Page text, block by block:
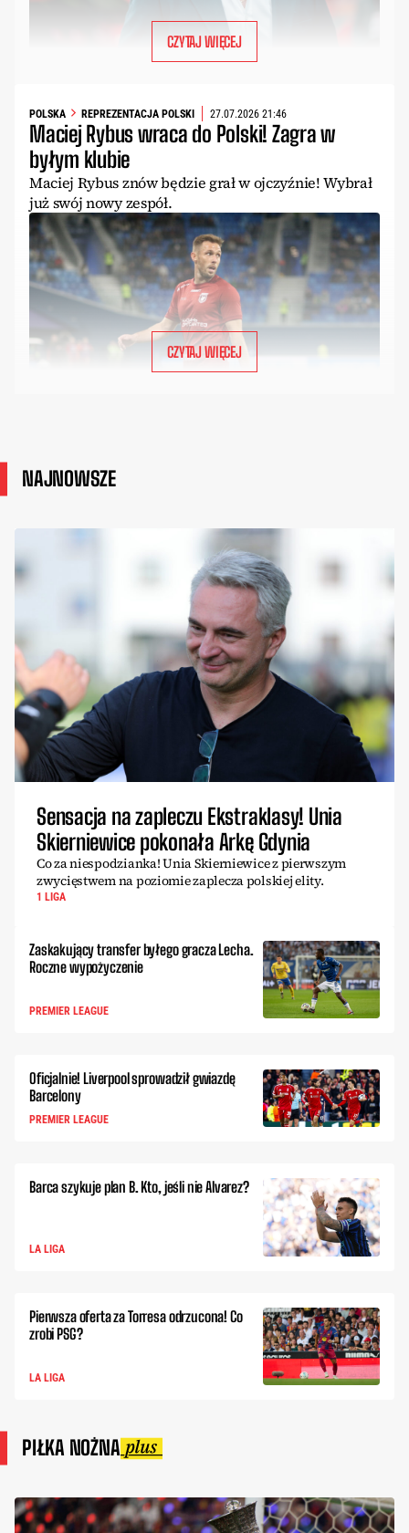
CZYTAJ WIĘCEJ
POLSKA REPREZENTACJA POLSKI 27.07.2026 21:46
Maciej Rybus wraca do Polski! Zagra w
byłym klubie
Maciej Rybus znów będzie grał w ojczyźnie! Wybrał
już swój nowy zespół.
CZYTAJ WIĘCEJ
NAJNOWSZE
Sensacja na zapleczu Ekstraklasy! Unia
Skierniewice pokonała Arkę Gdynia
Co za niespodzianka! Unia Skierniewice z pierwszym
zwycięstwem na poziomie zaplecza polskiej elity.
1 LIGA
Zaskakujący transfer byłego gracza Lecha.
Roczne wypożyczenie
PREMIER LEAGUE
Oficjalnie! Liverpool sprowadził gwiazdę
Barcelony
PREMIER LEAGUE
Barca szykuje plan B. Kto, jeśli nie Alvarez?
LA LIGA
Pierwsza oferta za Torresa odrzucona! Co
zrobi PSG?
LA LIGA
PIŁKA NOŻNA